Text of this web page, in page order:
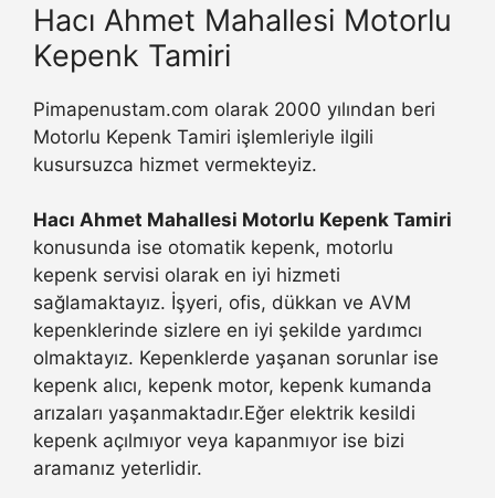
Hacı Ahmet Mahallesi Motorlu
Kepenk Tamiri
Pimapenustam.com olarak 2000 yılından beri
Motorlu Kepenk Tamiri işlemleriyle ilgili
kusursuzca hizmet vermekteyiz.
Hacı Ahmet Mahallesi Motorlu Kepenk Tamiri
konusunda ise otomatik kepenk, motorlu
kepenk servisi olarak en iyi hizmeti
sağlamaktayız. İşyeri, ofis, dükkan ve AVM
kepenklerinde sizlere en iyi şekilde yardımcı
olmaktayız. Kepenklerde yaşanan sorunlar ise
kepenk alıcı, kepenk motor, kepenk kumanda
arızaları yaşanmaktadır.Eğer elektrik kesildi
kepenk açılmıyor veya kapanmıyor ise bizi
aramanız yeterlidir.